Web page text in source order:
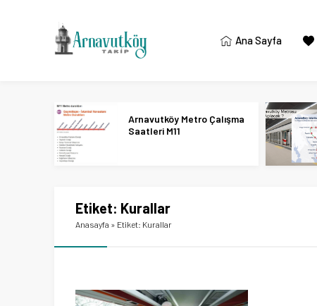
Ana Sayfa
Arnavutköy Metro Çalışma
Saatleri M11
Etiket: Kurallar
Anasayfa » Etiket: Kurallar